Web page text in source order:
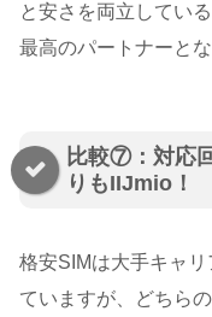
と安さを両立してい
最高のパートナーとな
比較⑦：対応
りもIIJmio！
格安SIMは大手キャ
ていますが、どちら